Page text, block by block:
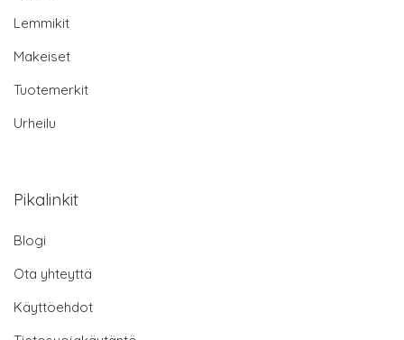
Lemmikit
Makeiset
Tuotemerkit
Urheilu
Pikalinkit
Blogi
Ota yhteyttä
Käyttöehdot